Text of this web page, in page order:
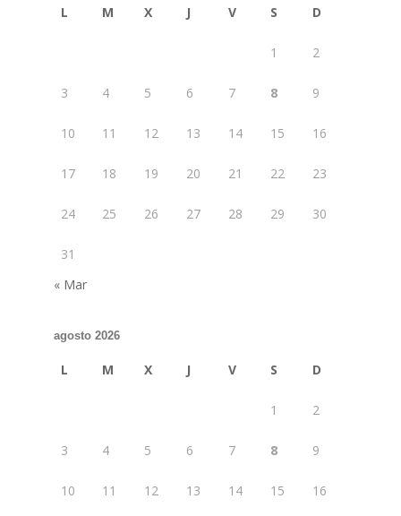
L M X J V S D
1 2
3 4 5 6 7 8 9
10 11 12 13 14 15 16
17 18 19 20 21 22 23
24 25 26 27 28 29 30
31
« Mar
agosto 2026
L M X J V S D
1 2
3 4 5 6 7 8 9
10 11 12 13 14 15 16